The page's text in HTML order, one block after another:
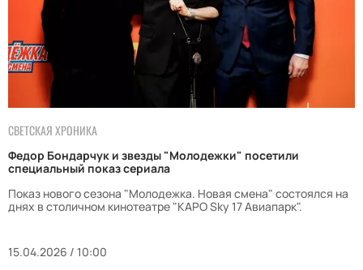
СВЕТСКАЯ ХРОНИКА
Федор Бондарчук и звезды "Молодежки" посетили
специальный показ сериала
Показ нового сезона "Молодежка. Новая смена" состоялся на
днях в столичном кинотеатре "КАРО Sky 17 Авиапарк".
15.04.2026 / 10:00